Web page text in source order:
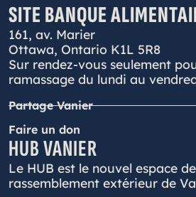
SITE BANQUE
161, av. Marier
Ottawa, Ontario K1L 5R8
Sur rendez-vous seulement
ramassage du lundi au
Partage Vanier
Faire un don
HUB VANIER
Le HUB est le nouvel espace de
rassemblement extérieur de